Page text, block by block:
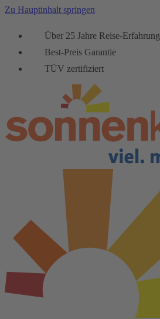
Zu Hauptinhalt springen
Über 25 Jahre Reise-Erfahrung
Best-Preis Garantie
TÜV zertifiziert